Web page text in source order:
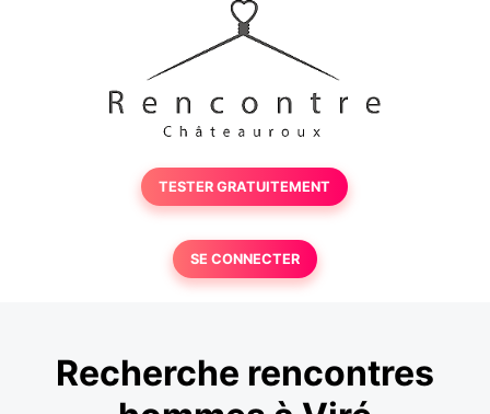
TESTER GRATUITEMENT
SE CONNECTER
Recherche rencontres